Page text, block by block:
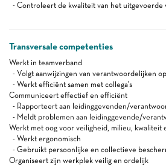
- Controleert de kwaliteit van het uitgevoerde
Transversale competenties
Werkt in teamverband
- Volgt aanwijzingen van verantwoordelijken op
- Werkt efficiënt samen met collega's
Communiceert effectief en efficiënt
- Rapporteert aan leidinggevenden/
- Meldt problemen aan leidinggevende/
Werkt met oog voor veiligheid, milieu, kwaliteit
- Werkt ergonomisch
- Gebruikt persoonlijke en collectieve
Organiseert zijn werkplek veilig en ordelijk